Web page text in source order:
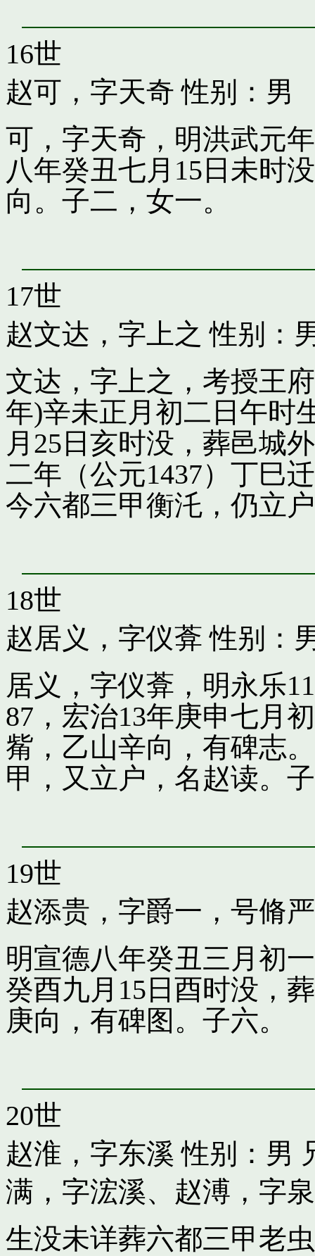
16世
赵可，字天奇 性别：男
可，字天奇，明洪武元
八年癸丑七月15日未时
向。子二，女一。
17世
赵文达，字上之 性别：
文达，字上之，考授王
年)辛未正月初二日午时
月25日亥时没，葬邑城
二年（公元1437）丁巳
今六都三甲衡汑，仍立
18世
赵居义，字仪葊 性别：
居义，字仪葊，明永乐
87，宏治13年庚申七月
觜，乙山辛向，有碑志
甲，又立户，名赵读。
19世
赵添贵，字爵一，号脩严
明宣德八年癸丑三月初
癸酉九月15日酉时没，
庚向，有碑图。子六。
20世
赵淮，字东溪 性别：男
满，字浤溪、 赵溥，字
生没未详葬六都三甲老